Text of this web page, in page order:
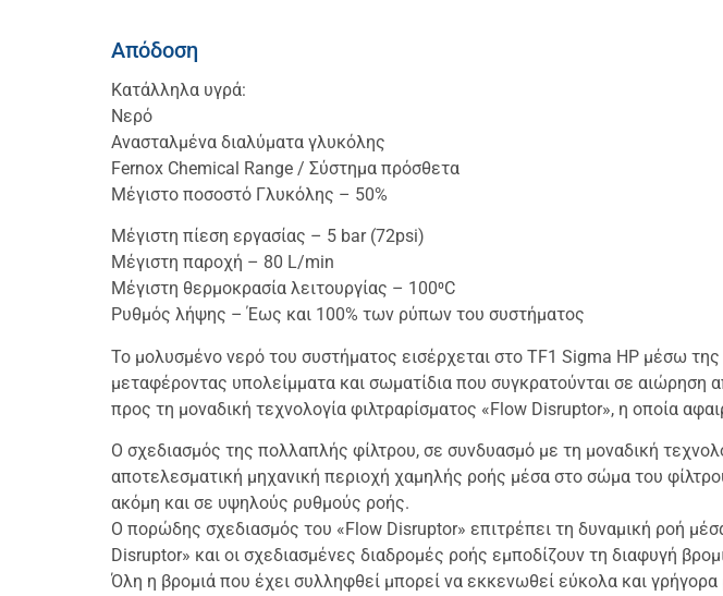
Απόδοση
Κατάλληλα υγρά:
Νερό
Ανασταλμένα διαλύματα γλυκόλης
Fernox Chemical Range / Σύστημα πρόσθετα
Μέγιστο ποσοστό Γλυκόλης – 50%
Μέγιστη πίεση εργασίας – 5 bar (72psi)
Μέγιστη παροχή – 80 L/min
Μέγιστη θερμοκρασία λειτουργίας – 100⁰C
Ρυθμός λήψης – Έως και 100% των ρύπων του συστήματος
Το μολυσμένο νερό του συστήματος εισέρχεται στο TF1 Sigma HP μέσω
μεταφέροντας υπολείμματα και σωματίδια που συγκρατούνται σε
προς τη μοναδική τεχνολογία φιλτραρίσματος «Flow Disruptor», η οποία
Ο σχεδιασμός της πολλαπλής φίλτρου, σε συνδυασμό με τη μοναδική
αποτελεσματική μηχανική περιοχή χαμηλής ροής μέσα στο σώμα του
ακόμη και σε υψηλούς ρυθμούς ροής.
Ο πορώδης σχεδιασμός του «Flow Disruptor» επιτρέπει τη δυναμική ροή
Disruptor» και οι σχεδιασμένες διαδρομές ροής εμποδίζουν τη διαφυγή
Όλη η βρομιά που έχει συλληφθεί μπορεί να εκκενωθεί εύκολα και